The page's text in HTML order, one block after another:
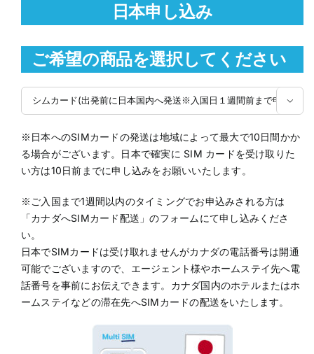
日本申し込み
ご希望の商品を選択してください

※日本へのSIMカードの発送は地域によって最大で10日間かか
る場合がございます。日本で確実に SIM カードを受け取りた
い方は10日前までに申し込みをお願いいたします。
※ご入国まで1週間以内のタイミングでお申込みされる方は
「カナダへSIMカード配送」のフォームにて申し込みくださ
い。
日本でSIMカードは受け取れませんがカナダの電話番号は開通
可能でございますので、エージェント様やホームステイ先へ電
話番号を事前にお伝えできます。カナダ国内のホテルまたはホ
ームステイなどの滞在先へSIMカードの配送をいたします。